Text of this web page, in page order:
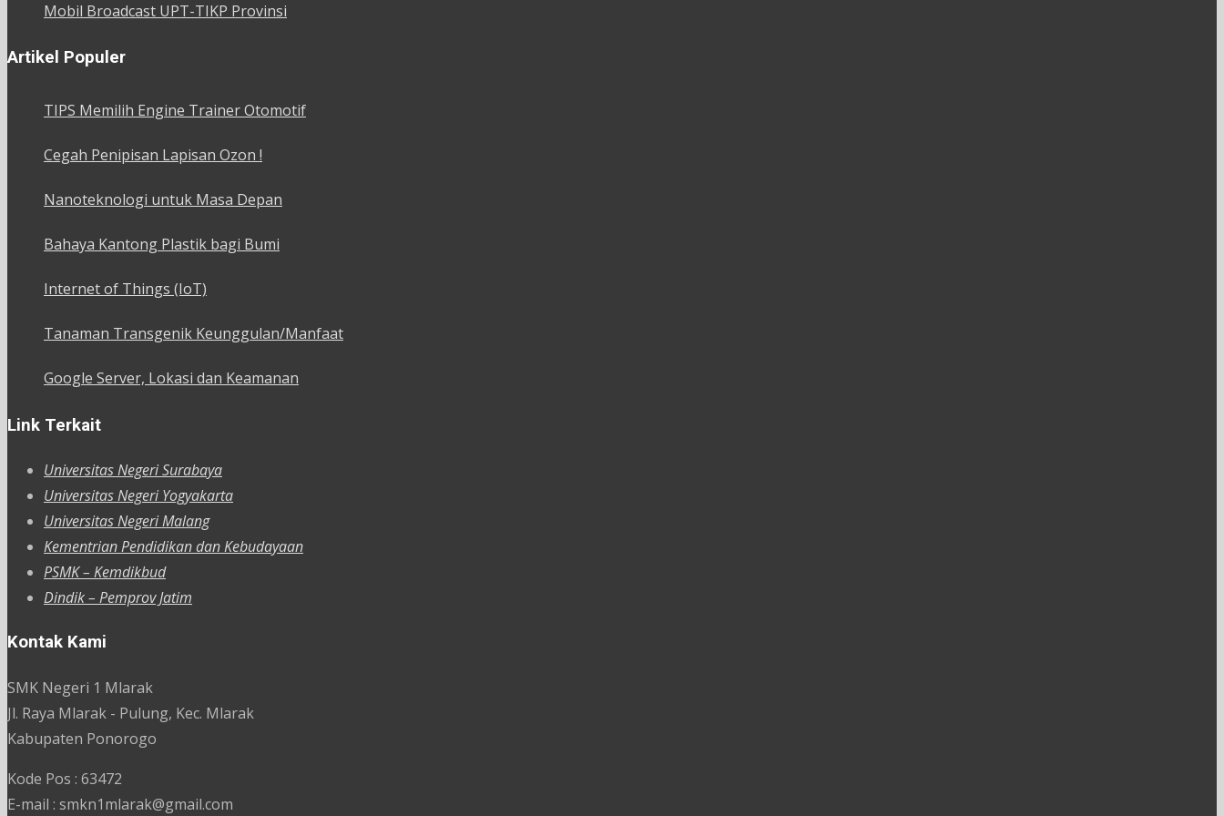
Mobil Broadcast UPT-TIKP Provinsi
Artikel Populer
TIPS Memilih Engine Trainer Otomotif
Cegah Penipisan Lapisan Ozon !
Nanoteknologi untuk Masa Depan
Bahaya Kantong Plastik bagi Bumi
Internet of Things (IoT)
Tanaman Transgenik Keunggulan/Manfaat
Google Server, Lokasi dan Keamanan
Link Terkait
Universitas Negeri Surabaya
Universitas Negeri Yogyakarta
Universitas Negeri Malang
Kementrian Pendidikan dan Kebudayaan
PSMK – Kemdikbud
Dindik – Pemprov Jatim
Kontak Kami
SMK Negeri 1 Mlarak
Jl. Raya Mlarak - Pulung, Kec. Mlarak
Kabupaten Ponorogo
Kode Pos : 63472
E-mail : smkn1mlarak@gmail.com